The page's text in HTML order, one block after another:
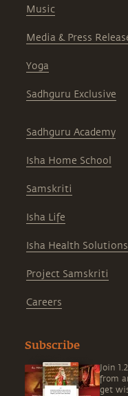
Music
Media & Press
Yoga
Sadhguru Exclusive
Sadhguru Academy
Isha Home School
Samskriti
Isha Life
Isha Health Solutions
Project Samskriti
Careers
Subscribe
Join
from
get